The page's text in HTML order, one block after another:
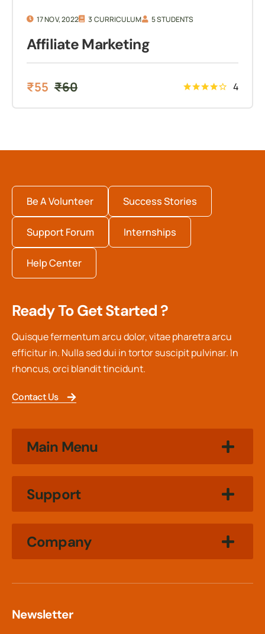
17 NOV, 2022 3 CURRICULUM 5 STUDENTS
Affiliate Marketing
₹60
₹55 4
Be A Volunteer Success Stories
Support Forum Internships
Help Center
Ready To Get Started ?
Quisque fermentum arcu dolor, vitae pharetra arcu
efficitur in. Nulla sed dui in tortor suscipit pulvinar. In
rhoncus, orci blandit tincidunt.
Contact Us
Main Menu
Support
Company
Newsletter